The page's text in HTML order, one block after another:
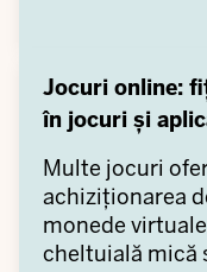
Jocuri online:
în jocuri și
Multe jocuri
achiziționarea
monede
cheltuială mică